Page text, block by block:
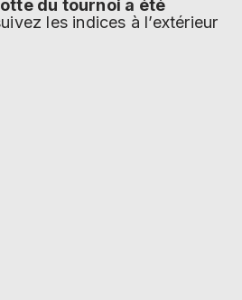
du tournoi a été
les indices à l’extérieur